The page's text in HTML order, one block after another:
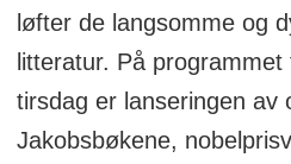
løfter de langsomme og
litteratur. På
tirsdag er lanseringen av
Jakobsbøkene,